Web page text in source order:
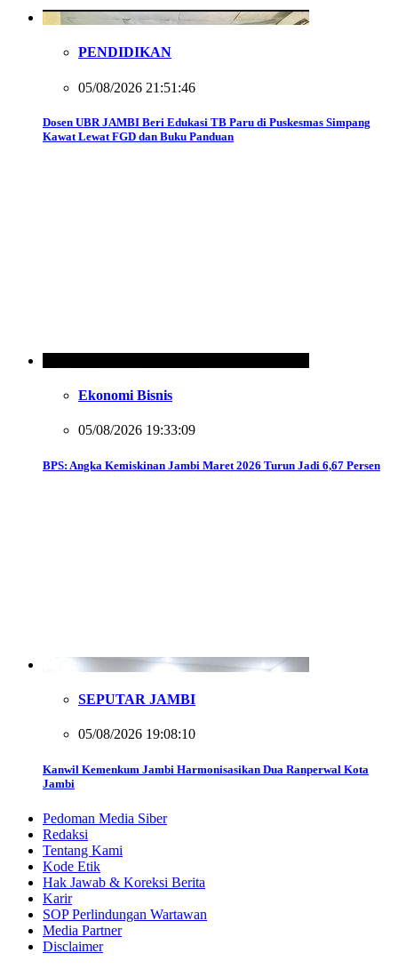
PENDIDIKAN
05/08/2026 21:51:46
Dosen UBR JAMBI Beri Edukasi TB Paru di Puskesmas Simpang
Kawat Lewat FGD dan Buku Panduan
Ekonomi Bisnis
05/08/2026 19:33:09
BPS: Angka Kemiskinan Jambi Maret 2026 Turun Jadi 6,67 Persen
SEPUTAR JAMBI
05/08/2026 19:08:10
Kanwil Kemenkum Jambi Harmonisasikan Dua Ranperwal Kota
Jambi
Pedoman Media Siber
Redaksi
Tentang Kami
Kode Etik
Hak Jawab & Koreksi Berita
Karir
SOP Perlindungan Wartawan
Media Partner
Disclaimer